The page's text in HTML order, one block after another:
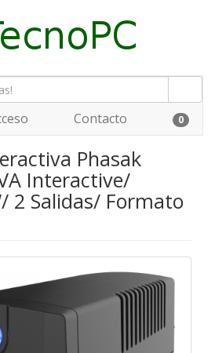
Contacto 0
Phasak
Interactive/
2 Salidas/ Formato